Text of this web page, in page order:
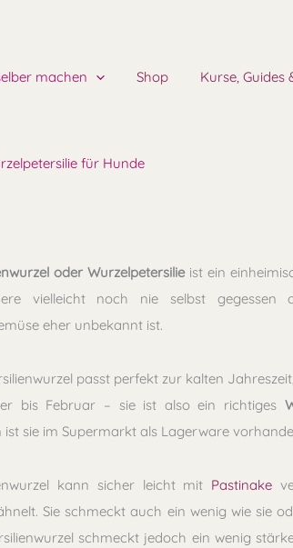
machen Shop Kurse, Guides
für Hunde
oder Wurzelpetersilieist ein
vielleicht noch nie selbst
eher unbekannt ist.
passt perfekt zur kalten
bis Februar – sie ist also ein richtiges
ist sie im Supermarkt als Lagerware
kann sicher leicht mit Pastinake
Sie schmeckt auch ein wenig wie sie
schmeckt jedoch ein wenig